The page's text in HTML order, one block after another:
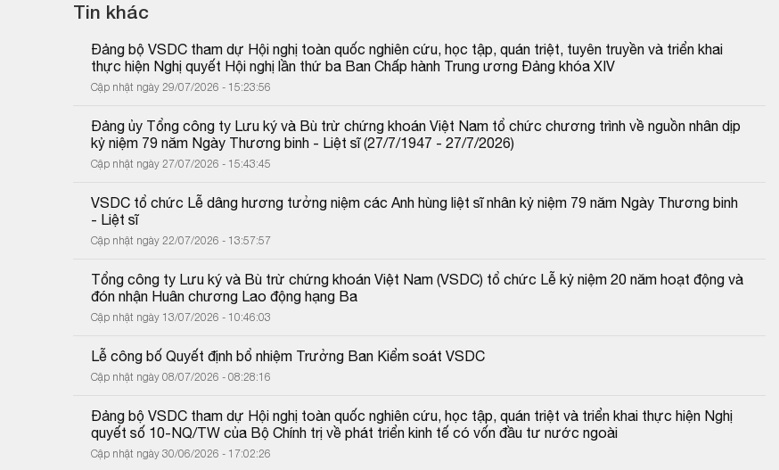
Tin khác
Đảng bộ VSDC tham dự Hội nghị toàn quốc nghiên cứu, học tập, quán triệt, tuyên truyền và triển khai
thực hiện Nghị quyết Hội nghị lần thứ ba Ban Chấp hành Trung ương Đảng khóa XIV
Cập nhật ngày 29/07/2026 - 15:23:56
Đảng ủy Tổng công ty Lưu ký và Bù trừ chứng khoán Việt Nam tổ chức chương trình về nguồn nhân dịp
kỷ niệm 79 năm Ngày Thương binh - Liệt sĩ (27/7/1947 - 27/7/2026)
Cập nhật ngày 27/07/2026 - 15:43:45
VSDC tổ chức Lễ dâng hương tưởng niệm các Anh hùng liệt sĩ nhân kỷ niệm 79 năm Ngày Thương binh
- Liệt sĩ
Cập nhật ngày 22/07/2026 - 13:57:57
Tổng công ty Lưu ký và Bù trừ chứng khoán Việt Nam (VSDC) tổ chức Lễ kỷ niệm 20 năm hoạt động và
đón nhận Huân chương Lao động hạng Ba
Cập nhật ngày 13/07/2026 - 10:46:03
Lễ công bố Quyết định bổ nhiệm Trưởng Ban Kiểm soát VSDC
Cập nhật ngày 08/07/2026 - 08:28:16
Đảng bộ VSDC tham dự Hội nghị toàn quốc nghiên cứu, học tập, quán triệt và triển khai thực hiện Nghị
quyết số 10-NQ/TW của Bộ Chính trị về phát triển kinh tế có vốn đầu tư nước ngoài
Cập nhật ngày 30/06/2026 - 17:02:26